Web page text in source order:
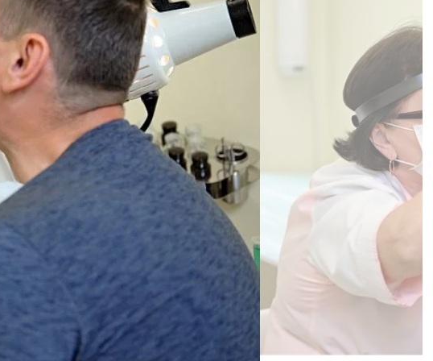
Проблемы с горлом уже давно,
Решила найти доктора по отзывам в
Алексеевна осмотрев горло,
Нос теперь дышит, очистился язык от
горла приобрела нормальный розовый
профессию, внимательный и очень
Полезен отзыв? 2